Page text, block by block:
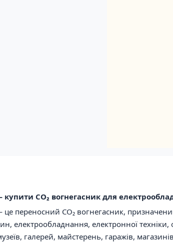
CO₂ вогнегасник для
переносний CO₂ вогнегасник,
електрообладнання, електронної техніки,
галерей, майстерень, гаражів,